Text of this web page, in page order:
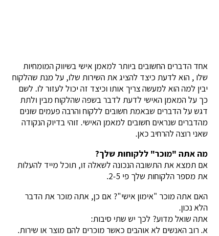
אחד הדברים החשובים ביותר למאמן אישי בשיווק המומחיות
שלו , הוא לדעת כיצד להציג את השירות שלו, על מנת שהלקוח
יבין למה הוא למעשה צריך אותו וכיצד זה יכול לעזור לו. לשם
כך על המאמן האישי לדעת לדבר בשפה שהלקוח מבין ולתת
דגש על הדברים שבאמת חשובים ללקוח והרבה פעמים שונים
מהדברים שנראים חשובים למאמן האישי. זוהי בדיוק הנקודה
שאני רוצה להרחיב כאן.
מה אתה "מוכר" ללקוחות שלך?
אם תמצא את התשובה הנכונה לשאלה זו, תוכל מייד להעלות
את מספר הלקוחות שלך פי 2-5.
האם אתה מוכר "אימון אישי"? אם כן, אתה מוכר את הדבר
הלא נכון.
אתה שואל מדוע? לכך יש שתי סיבות:
א. רוב האנשים לא אוהבים כאשר מוכרים להם מוצר או שירות.